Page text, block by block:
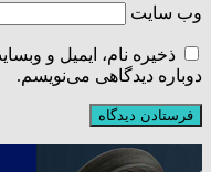
وب‌ سایت
ذخیره نام، ایمیل و
دوباره دیدگاهی می‌نویسم.